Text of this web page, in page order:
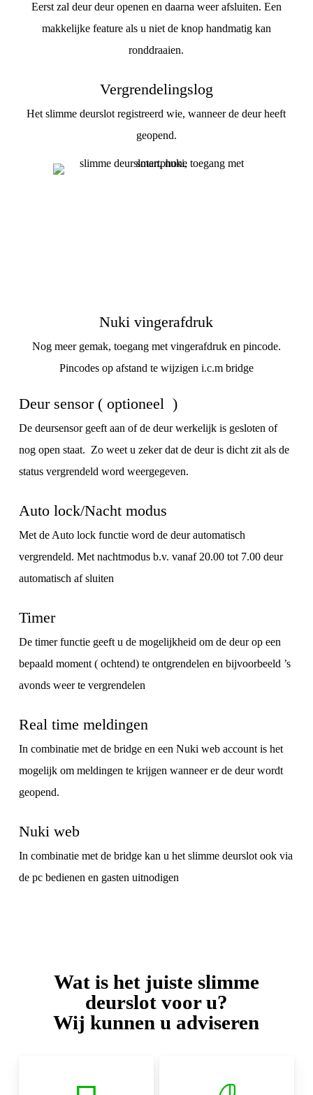
Eerst zal deur deur openen en daarna weer afsluiten. Een
makkelijke feature als u niet de knop handmatig kan
ronddraaien.
Vergrendelingslog
Het slimme deurslot registreerd wie, wanneer de deur heeft
geopend.
Nuki vingerafdruk
Nog meer gemak, toegang met vingerafdruk en pincode.
Pincodes op afstand te wijzigen i.c.m bridge
Deur sensor ( optioneel )
De deursensor geeft aan of de deur werkelijk is gesloten of
nog open staat. Zo weet u zeker dat de deur is dicht zit als de
status vergrendeld word weergegeven.
Auto lock/Nacht modus
Met de Auto lock functie word de deur automatisch
vergrendeld. Met nachtmodus b.v. vanaf 20.00 tot 7.00 deur
automatisch af sluiten
Timer
De timer functie geeft u de mogelijkheid om de deur op een
bepaald moment ( ochtend) te ontgrendelen en bijvoorbeeld ’s
avonds weer te vergrendelen
Real time meldingen
In combinatie met de bridge en een Nuki web account is het
mogelijk om meldingen te krijgen wanneer er de deur wordt
geopend.
Nuki web
In combinatie met de bridge kan u het slimme deurslot ook via
de pc bedienen en gasten uitnodigen
Wat is het juiste slimme
deurslot voor u?
Wij kunnen u adviseren